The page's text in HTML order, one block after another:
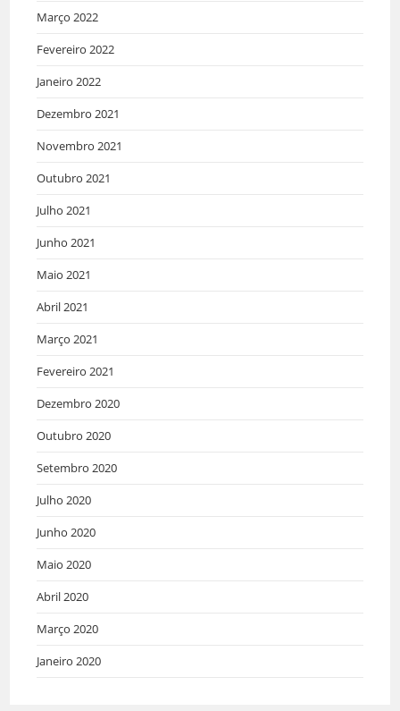
Março 2022
Fevereiro 2022
Janeiro 2022
Dezembro 2021
Novembro 2021
Outubro 2021
Julho 2021
Junho 2021
Maio 2021
Abril 2021
Março 2021
Fevereiro 2021
Dezembro 2020
Outubro 2020
Setembro 2020
Julho 2020
Junho 2020
Maio 2020
Abril 2020
Março 2020
Janeiro 2020